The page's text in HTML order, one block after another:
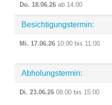
Do. 18.06.26 ab 14:00
Besichtigungstermin:
Mi. 17.06.26 10:00 bis 11:00
Abholungstermin:
Di. 23.06.26 08:00 bis 15:00